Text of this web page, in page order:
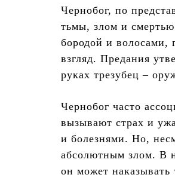
Чернобог, по
тьмы, злом и
бородой и волосами,
взгляд. Предания
руках трезубец –
Чернобог часто
вызывают страх и
и болезнями. Но,
абсолютным злом. В
он может